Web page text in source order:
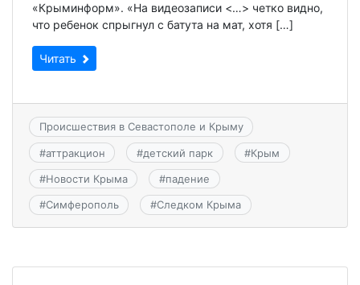
«Крыминформ». «На видеозаписи <…> четко видно,
что ребенок спрыгнул с батута на мат, хотя […]
Читать
Происшествия в Севастополе и Крыму
#аттракцион #детский парк #Крым
#Новости Крыма #падение
#Симферополь #Следком Крыма